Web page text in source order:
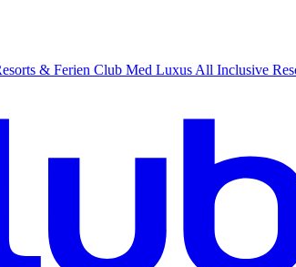
& Ferien Club Med Luxus All Inclusive